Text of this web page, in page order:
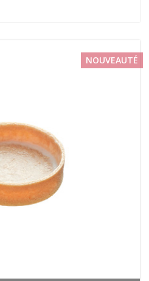
NOUVEAUTÉ